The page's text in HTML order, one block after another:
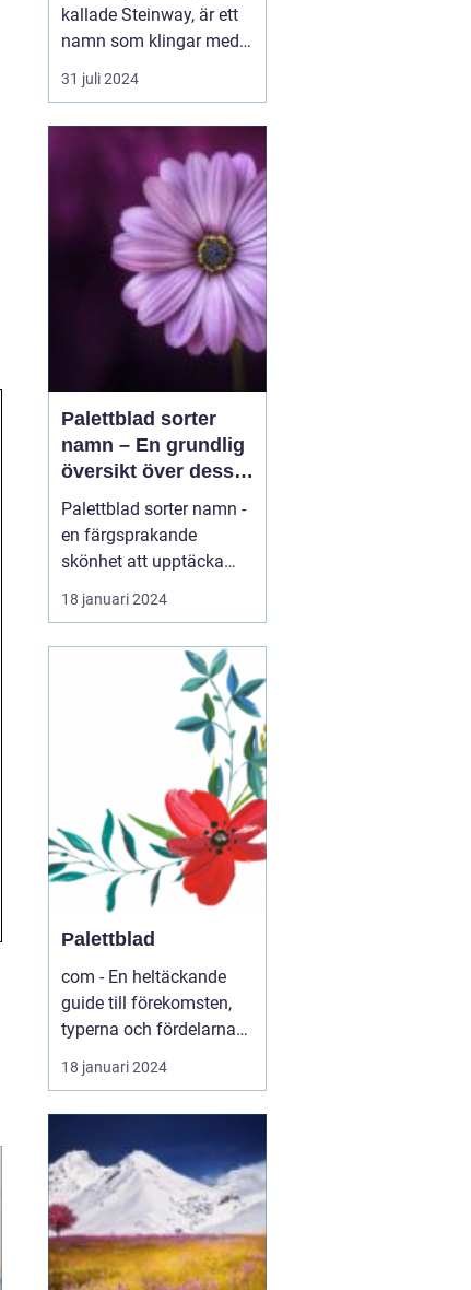
kallade Steinway, är ett
namn som klingar med
distinktion och prestige i
musikvärlden. Dessa
musikinstrument; de är
handgjorda konstverk
som hyllats av pianister
och musikäl...
31 juli 2024
Palettblad sorter
namn – En grundlig
översikt över dessa
vackra växter
Palettblad sorter namn -
en färgsprakande
skönhet att upptäcka
Introduktion: Palettblad,
även känt som Coleus,
alltmer populär bland
trädgårdsentusiaster
tack vare sin färgglada
lövverk. Dessa vackra
växter kan sätta färg p...
18 januari 2024
Palettblad
com - En heltäckande
guide till förekomsten,
typerna och fördelarna
med palettblad .com -
Din ultimata guide till
18 januari 2024